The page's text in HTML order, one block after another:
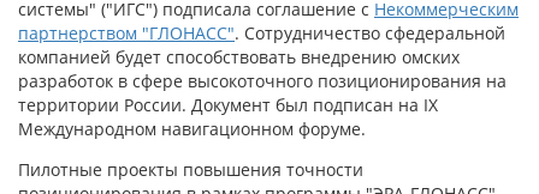
системы" ("ИГС") подписала соглашение с Некоммерческим
партнерством "ГЛОНАСС". Сотрудничество сфедеральной
компанией будет способствовать внедрению омских
разработок в сфере высокоточного позиционирования на
территории России. Документ был подписан на IX
Международном навигационном форуме.
Пилотные проекты повышения точности